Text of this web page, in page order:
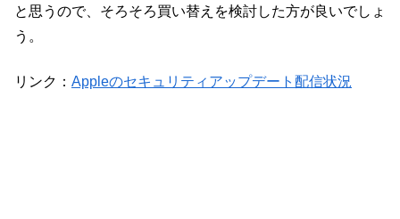
と思うので、そろそろ買い替えを検討した方が良いでしょ
う。
リンク： Appleのセキュリティアップデート配信状況